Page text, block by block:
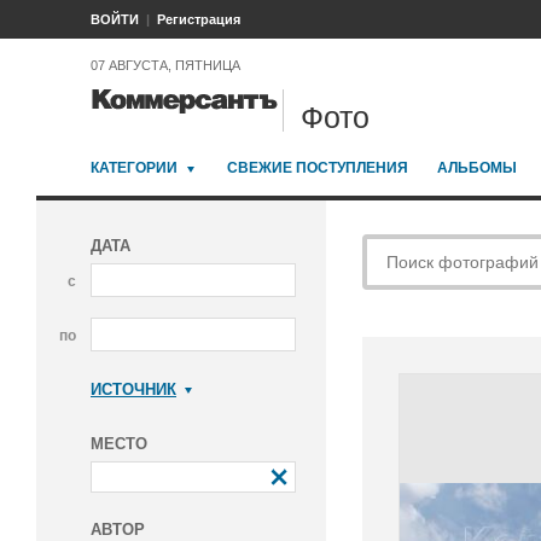
ВОЙТИ Регистрация
07 АВГУСТА, ПЯТНИЦА
Фото
КАТЕГОРИИ СВЕЖИЕ ПОСТУПЛЕНИЯ АЛЬБОМЫ
ДАТА
с
по
ИСТОЧНИК
МЕСТО
АВТОР